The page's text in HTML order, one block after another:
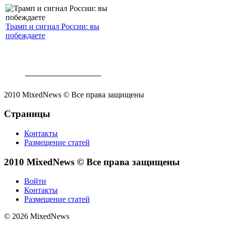
Трамп и сигнал России: вы
побеждаете
2010 MixedNews © Все права защищены
Страницы
Контакты
Размещение статей
2010 MixedNews © Все права защищены
Войти
Контакты
Размещение статей
© 2026 MixedNews